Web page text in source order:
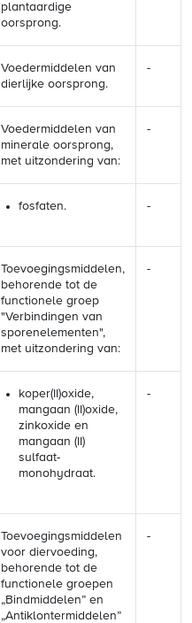
plantaardige
oorsprong.
Voedermiddelen van
dierlijke oorsprong.
-
Voedermiddelen van
minerale oorsprong,
met uitzondering van:
-
fosfaten. -
Toevoegingsmiddelen,
behorende tot de
functionele groep
"Verbindingen van
sporenelementen",
met uitzondering van:
-
koper(II)oxide,
mangaan (II)oxide,
zinkoxide en
mangaan (II)
sulfaat-
monohydraat.
-
Toevoegingsmiddelen
voor diervoeding,
behorende tot de
functionele groepen
„Bindmiddelen” en
„Antiklontermiddelen”
-